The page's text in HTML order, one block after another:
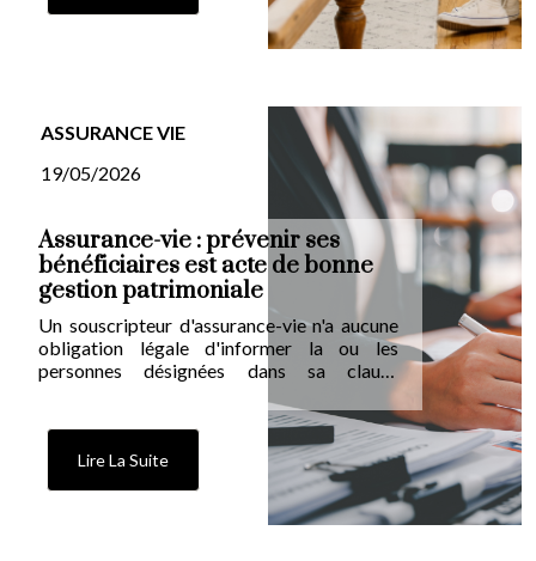
dépendance, lui, reste largement sous-
ASSURANCE VIE
19/05/2026
Assurance-vie : prévenir ses
bénéficiaires est acte de bonne
gestion patrimoniale
Un souscripteur d'assurance-vie n'a aucune
obligation légale d'informer la ou les
personnes désignées dans sa clause
bénéficiaire. Pourtant, la pratique se révèle
souvent contre-productive : avec plus de 7
milliards d'euros de comptes et contrats
inactifs recensés par la Caisse des dépôts en
2025, le silence transmis aux héritiers peut
transformer un placement en capital
Lire La Suite